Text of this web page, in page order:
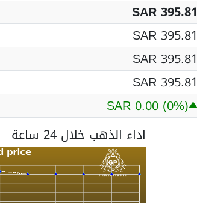
SAR 395.81
SAR 395.81
SAR 395.81
SAR 395.81
SAR 0.00 (0%)
اداء الذهب خلال 24 ساعة